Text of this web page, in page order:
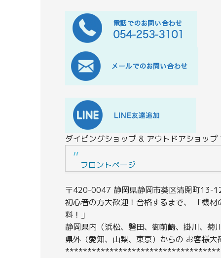
ダイビングショップ & アウトドアショップ
フロントページ
〒420-0047 静岡県静岡市葵区清閑町13-
初心者の方大歓迎！合格するまで、 「機
料！」
静岡県内（浜松、磐田、御前崎、掛川、菊
県外（愛知、山梨、東京）からの お客様